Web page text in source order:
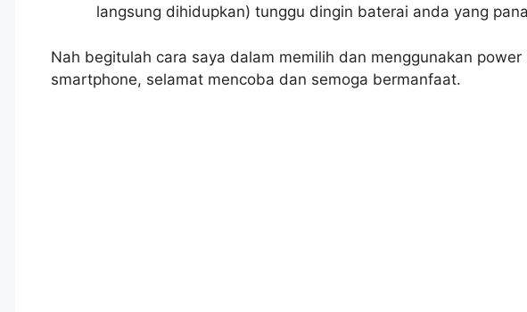
langsung dihidupkan) tunggu dingin baterai anda yang
Nah begitulah cara saya dalam memilih dan menggunakan
smartphone, selamat mencoba dan semoga bermanfaat.